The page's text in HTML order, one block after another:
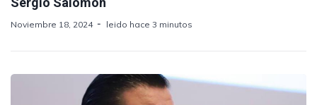
Noviembre 18, 2024 leido hace 3 minutos